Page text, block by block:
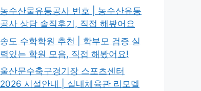
농수산물유통공사 번호 | 농수산유통
공사 상담 솔직후기, 직접 해봤어요
송도 수학학원 추천 | 학부모 검증 실
력있는 학원 모음, 직접 해봤어요!
울산문수축구경기장 스포츠센터
2026 시설안내 | 실내체육관 리모델